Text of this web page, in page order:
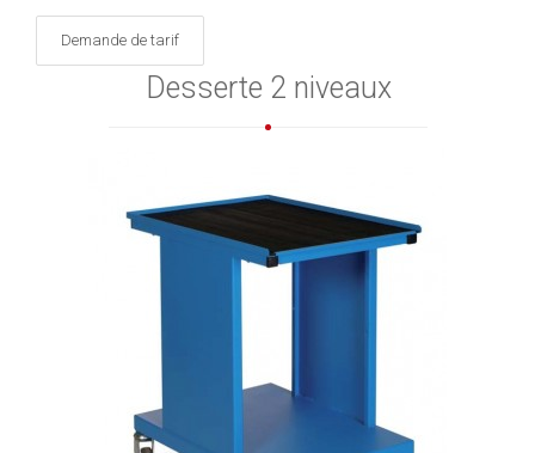
Demande de tarif
Desserte 2 niveaux